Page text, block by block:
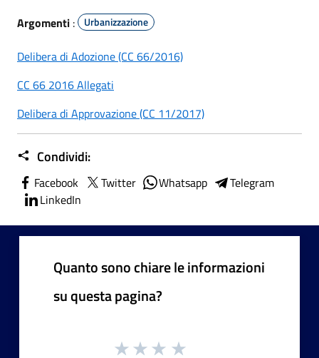
Argomenti : Urbanizzazione
Delibera di Adozione (CC 66/2016)
CC 66 2016 Allegati
Delibera di Approvazione (CC 11/2017)
Condividi:
Facebook Twitter Whatsapp
Telegram
LinkedIn
Quanto sono chiare le informazioni
su questa pagina?